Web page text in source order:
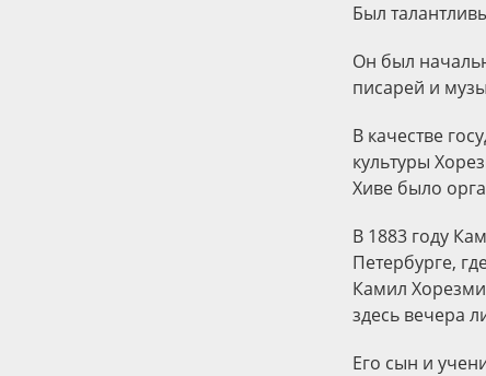
Был
Он был
писарей и
В качестве
культуры
Хиве было
В 1883 году
Петербурге,
Камил
здесь вечера
Его сын и